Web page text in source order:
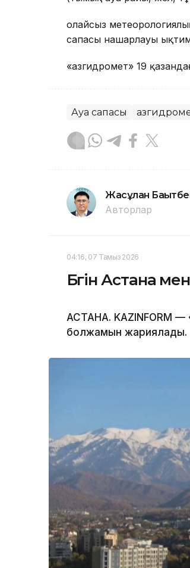
Қолайсыз
сапасы нашарлауы
«Қазгидромет» 19
Ауа сапасы
Жасұлан
Авторлар
04:16, 07 Тамыз 2026
Бүгін Астана
АСТАНА. KAZINFORM —
болжамын жариялады.